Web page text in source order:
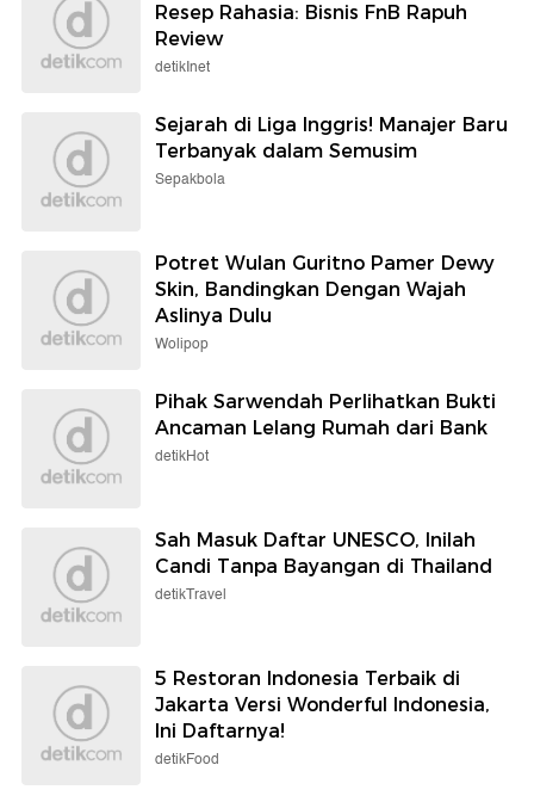
Resep Rahasia: Bisnis FnB Rapuh
Review
detikInet
Sejarah di Liga Inggris! Manajer Baru
Terbanyak dalam Semusim
Sepakbola
Potret Wulan Guritno Pamer Dewy
Skin, Bandingkan Dengan Wajah
Aslinya Dulu
Wolipop
Pihak Sarwendah Perlihatkan Bukti
Ancaman Lelang Rumah dari Bank
detikHot
Sah Masuk Daftar UNESCO, Inilah
Candi Tanpa Bayangan di Thailand
detikTravel
5 Restoran Indonesia Terbaik di
Jakarta Versi Wonderful Indonesia,
Ini Daftarnya!
detikFood